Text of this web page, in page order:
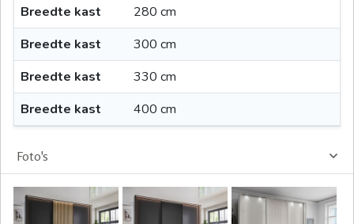
Breedte kast
280 cm
Breedte kast
300 cm
Breedte kast
330 cm
Breedte kast
400 cm
Foto's